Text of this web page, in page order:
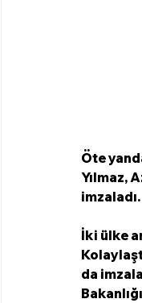
Öte
Yılmaz,
imzaladı.
İki ülke
da